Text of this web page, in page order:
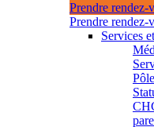
Prendre rendez-
Prendre rendez-
Services